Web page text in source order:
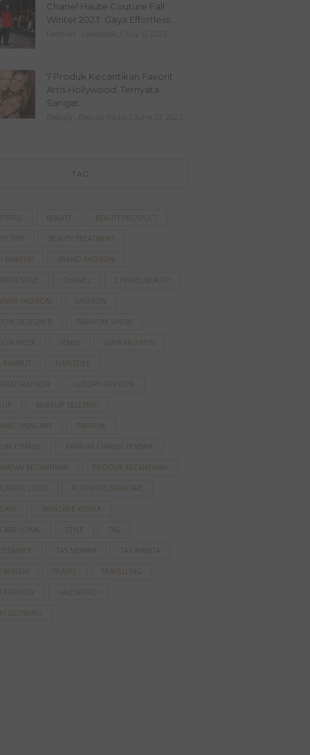
Chanel Haute Couture Fall
Winter 2023: Gaya Effortless...
Fashion Lookbook July 11, 2023
7 Produk Kecantikan Favorit
Artis Hollywood, Ternyata
Sangat...
Beauty Beauty Picks June 22, 2023
TAG
BEAUTY BEAUTY PRODUCT
TIPS BEAUTY TREATMENT
MAKEUP BRAND FASHION
STYLE CHANEL CHANEL BEAUTY
FASHION FASHION
DESIGNER FASHION SHOW
WEEK FENDI GAYA FASHION
RAMBUT HAIRSTYLE
FASHION LUXURY FASHION
MAKEUP SELEBRITI
SKINCARE PARFUM
CHANEL PARFUM CHANEL TERBAIK
KECANTIKAN PRODUK KECANTIKAN
LOOK RUTINITAS SKINCARE
SKINCARE KOREA
LOKAL STYLE TAS
TAS MEWAH TAS WANITA
BURCH TRAVEL TRAVELLING
FASHION VALENTINO
GLOWING